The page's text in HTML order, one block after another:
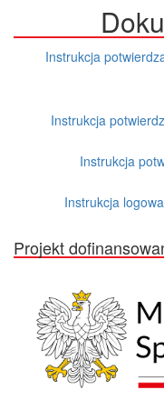
Instrukcja
Instrukcja
Instrukcja
Instrukcja
Projekt